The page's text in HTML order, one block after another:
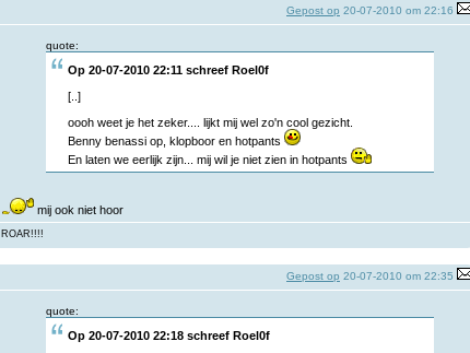
Gepost op 20-07-2010 om 22:16
quote:
Op 20-07-2010 22:11 schreef Roel0f
[..]
oooh weet je het zeker.... lijkt mij wel zo'n cool gezicht.
Benny benassi op, klopboor en hotpants
En laten we eerlijk zijn... mij wil je niet zien in hotpants
mij ook niet hoor
ROAR!!!!
Gepost op 20-07-2010 om 22:35
quote:
Op 20-07-2010 22:18 schreef Roel0f